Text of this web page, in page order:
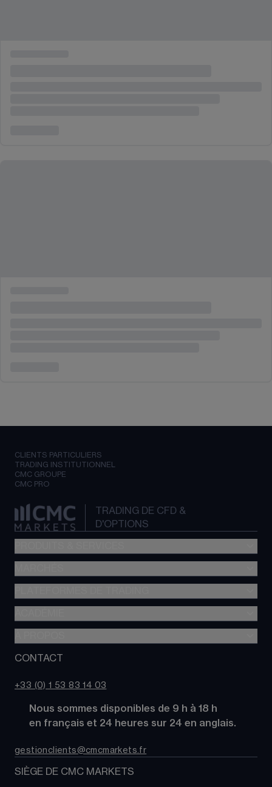
CLIENTS PARTICULIERS
TRADING INSTITUTIONNEL
CMC GROUPE
CMC PRO
TRADING DE CFD &
D'OPTIONS
Trading d’options
Comparez des comptes
Coûts
Alpha
Actions
Matières Premières
ETFs
Paniers d'Actions
Glossaire
Nos analystes de marché
À propos de CMC Markets
Support
CONTACT
+33 (0) 1 53 83 14 03
      Nous sommes disponibles de 9 h à 18 h
      en français et 24 heures sur 24 en anglais.
gestionclients@cmcmarkets.fr
SIÈGE DE CMC MARKETS